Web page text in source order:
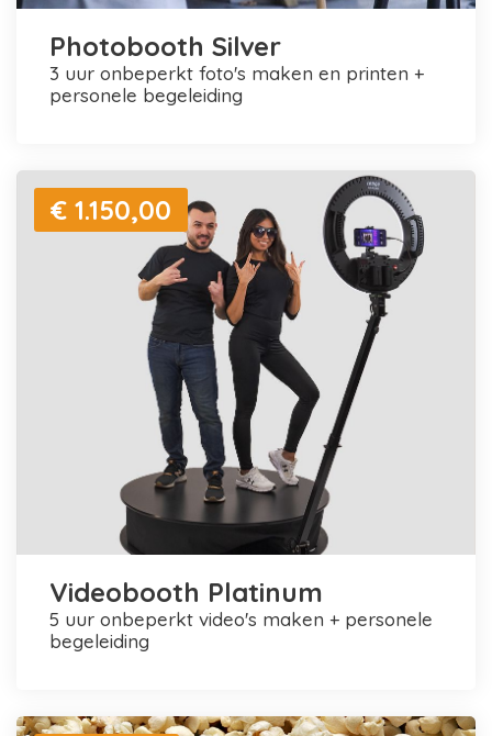
Photobooth Silver
3 uur onbeperkt foto's maken en printen +
personele begeleiding
€ 1.150,00
Videobooth Platinum
5 uur onbeperkt video's maken + personele
begeleiding